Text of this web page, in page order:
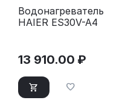
Водонагреватель
HAIER ES30V-A4
13 910.00 ₽